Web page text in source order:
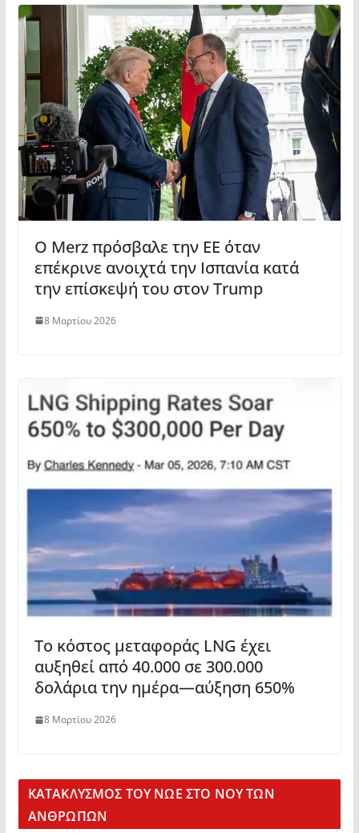
Ο Merz πρόσβαλε την ΕΕ όταν
επέκρινε ανοιχτά την Ισπανία κατά
την επίσκεψή του στον Trump
8 Μαρτίου 2026
Το κόστος μεταφοράς LNG έχει
αυξηθεί από 40.000 σε 300.000
δολάρια την ημέρα—αύξηση 650%
8 Μαρτίου 2026
KΑΤΑΚΛΥΣΜΟΣ ΤΟΥ ΝΩΕ ΣΤΟ ΝΟΥ ΤΩΝ
ΑΝΘΡΩΠΩΝ